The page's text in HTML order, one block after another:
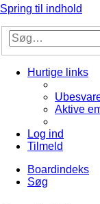
Spring til indhold
Hurtige links
Aktive
Log ind
Tilmeld
Boardindeks
Søg